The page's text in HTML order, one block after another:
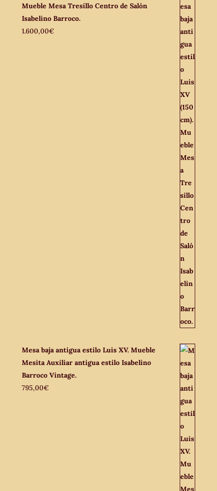
Mueble Mesa Tresillo Centro de Salón
Isabelino Barroco.
1.600,00€
Mesa baja antigua estilo Luis XV. Mueble
Mesita Auxiliar antigua estilo Isabelino
Barroco Vintage.
795,00€